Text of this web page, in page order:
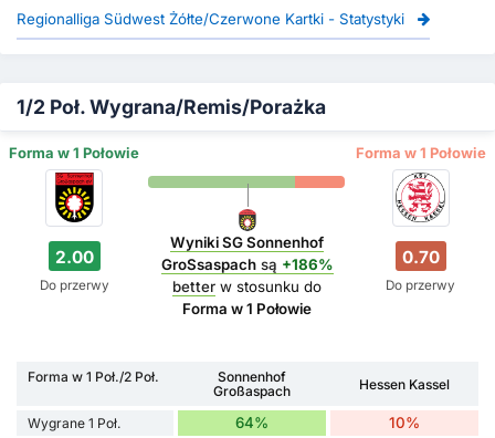
Regionalliga Südwest Żółte/Czerwone Kartki - Statystyki
1/2 Poł. Wygrana/Remis/Porażka
Forma w 1 Połowie Forma w 1 Połowie
2.00
Do przerwy
Wyniki SG Sonnenhof
GroSsaspachsą +186%
better w stosunku do
Forma w 1 Połowie
0.70
Do przerwy
Forma w 1 Poł./2 Poł.
Sonnenhof
Großaspach
Hessen Kassel
Wygrane 1 Poł. 64% 10%